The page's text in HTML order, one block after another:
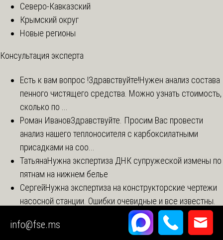
Северо-Кавказский
Крымский округ
Новые регионы
Консультация эксперта
Есть к вам вопрос !Здравствуйте!Нужен анализ состава
пенного чистящего средства. Можно узнать стоимость,
сколько по ...
Роман ИвановЗдравствуйте. Просим Вас провести
анализ нашего теплоносителя с карбоксилатными
присадками на соо...
ТатьянаНужна экспертиза ДНК супружеской измены по
пятнам на нижнем белье
СергейНужна экспертиза на конструкторские чертежи
насосной станции. Ошибки очевидные и все известны.
Здравствуйте. Мне нужно сделать полный
химический анализ кварцевого песка (с одного карьера
info@fse.ms